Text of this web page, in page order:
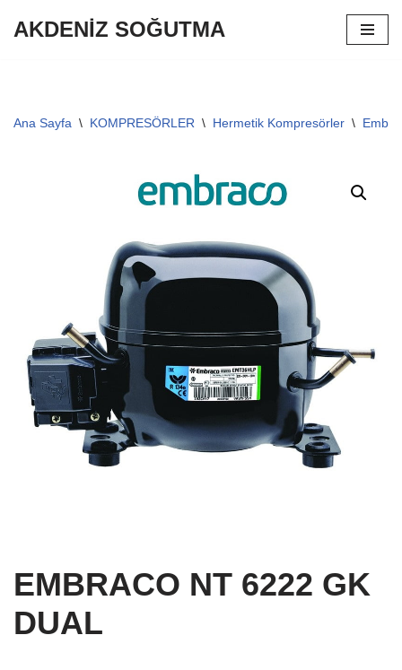
AKDENİZ SOĞUTMA
Ana Sayfa \ KOMPRESÖRLER \ Hermetik Kompresörler \
EMBRACO NT 6222 GK
DUAL